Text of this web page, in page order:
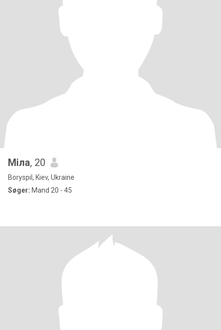
Міла, 20
Boryspil, Kiev, Ukraine
Søger: Mand 20 - 45